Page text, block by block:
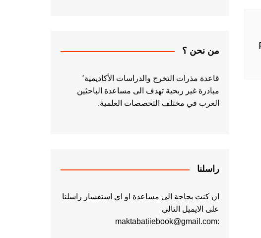
من نحن ؟
قاعدة مذرات التخرج والدراسات الأكاديمية٬
مبادرة غير ربحية تهدف الى مساعدة الباحثين
العرب في مختلف التخصصات العلمية.
راسلنا
ان كنت بحاجة الى مساعدة او اي استفسار راسلنا
على الايميل التالي
:maktabatiiebook@gmail.com